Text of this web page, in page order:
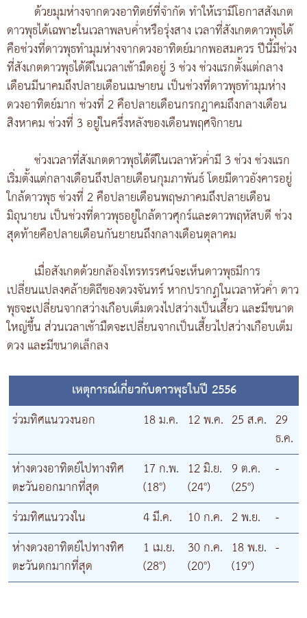
ด้วยมุมห่างจากดวงอาทิตย์ที่จำกัด ทำให้เรามีโอกาสสังเกต
ดาวพุธได้เฉพาะในเวลาพลบค่ำหรือรุ่งสาง เวลาที่สังเกตดาวพุธได้
คือช่วงที่ดาวพุธทำมุมห่างจากดวงอาทิตย์มากพอสมควร ปีนี้มีช่วง
ที่สังเกตดาวพุธได้ดีในเวลาเช้ามืดอยู่ 3 ช่วง ช่วงแรกตั้งแต่กลาง
เดือนมีนาคมถึงปลายเดือนเมษายน เป็นช่วงที่ดาวพุธทำมุมห่าง
ดวงอาทิตย์มาก ช่วงที่ 2 คือปลายเดือนกรกฎาคมถึงกลางเดือน
สิงหาคม ช่วงที่ 3 อยู่ในครึ่งหลังของเดือนพฤศจิกายน
ช่วงเวลาที่สังเกตดาวพุธได้ดีในเวลาหัวค่ำมี 3 ช่วง ช่วงแรก
เริ่มตั้งแต่กลางเดือนถึงปลายเดือนกุมภาพันธ์ โดยมีดาวอังคารอยู่
ใกล้ดาวพุธ ช่วงที่ 2 คือปลายเดือนพฤษภาคมถึงปลายเดือน
มิถุนายน เป็นช่วงที่ดาวพุธอยู่ใกล้ดาวศุกร์และดาวพฤหัสบดี ช่วง
สุดท้ายคือปลายเดือนกันยายนถึงกลางเดือนตุลาคม
เมื่อสังเกตด้วยกล้องโทรทรรศน์จะเห็นดาวพุธมีการ
เปลี่ยนแปลงคล้ายดิถีของดวงจันทร์ หากปรากฏในเวลาหัวค่ำ ดาว
พุธจะเปลี่ยนจากสว่างเกือบเต็มดวงไปสว่างเป็นเสี้ยว และมีขนาด
ใหญ่ขึ้น ส่วนเวลาเช้ามืดจะเปลี่ยนจากเป็นเสี้ยวไปสว่างเกือบเต็ม
ดวง และมีขนาดเล็กลง
เหตุการณ์เกี่ยวกับดาวพุธในปี 2556
ร่วมทิศแนววงนอก
18 ม.ค. 12 พ.ค. 25 ส.ค. 29
ธ.ค.
ห่างดวงอาทิตย์ไปทางทิศ
ตะวันออกมากที่สุด
17 ก.พ.
(18°)
12 มิ.ย.
(24°)
9 ต.ค.
(25°)
-
ร่วมทิศแนววงใน 4 มี.ค. 10 ก.ค. 2 พ.ย.
-
ห่างดวงอาทิตย์ไปทางทิศ
ตะวันตกมากที่สุด
1 เม.ย.
(28°)
30 ก.ค.
(20°)
18 พ.ย.
(19°)
-